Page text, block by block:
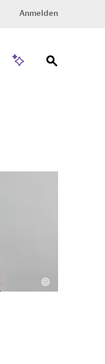
Anmelden